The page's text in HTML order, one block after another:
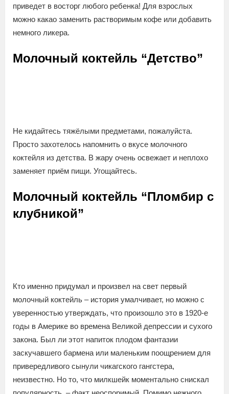
приведет в восторг любого ребенка! Для взрослых
можно какао заменить растворимым кофе или добавить
немного ликера.
Молочный коктейль “Детство”
Не кидайтесь тяжёлыми предметами, пожалуйста.
Просто захотелось напомнить о вкусе молочного
коктейля из детства. В жару очень освежает и неплохо
заменяет приём пищи. Угощайтесь.
Молочный коктейль “Пломбир с
клубникой”
Кто именно придумал и произвел на свет первый
молочный коктейль – история умалчивает, но можно с
уверенностью утверждать, что произошло это в 1920-е
годы в Америке во времена Великой депрессии и сухого
закона. Был ли этот напиток плодом фантазии
заскучавшего бармена или маленьким поощрением для
привередливого сынули чикагского гангстера,
неизвестно. Но то, что милкшейк моментально снискал